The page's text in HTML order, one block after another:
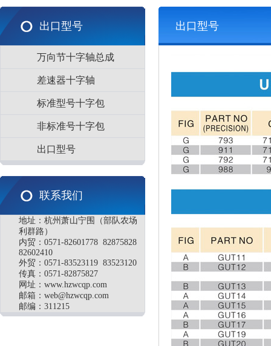
出口型号
万向节十字轴总成
差速器十字轴
标准型号十字包
非标准号十字包
出口型号
联系我们
地址：杭州萧山宁围（部队农场
利群路）
内贸：0571-82601778 82875828
82602410
外贸：0571-83523119 83523120
传真：0571-82875827
网址：www.hzwcqp.com
邮箱： web@hzwcqp.com
邮编：311215
出口型号